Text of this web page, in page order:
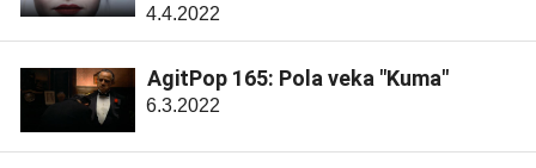
4.4.2022
AgitPop 165: Pola veka "Kuma"
6.3.2022